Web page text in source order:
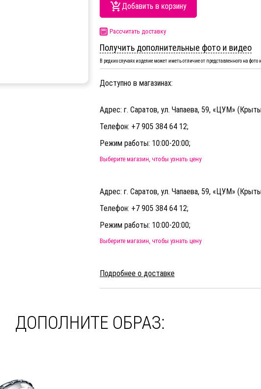
Добавить в корзину
Рассчитать доставку
Получить дополнительные фото и видео
В редких случаях изделие может иметь отличие от представленного на
Доступно в магазинах:
Адрес: г. Саратов, ул. Чапаева, 59, «ЦУМ»
Телефон: +7 905 384 64 12;
Режим работы: 10:00-20:00;
Выберите магазин, чтобы узнать цену
Адрес: г. Саратов, ул. Чапаева, 59, «ЦУМ»
Телефон: +7 905 384 64 12;
Режим работы: 10:00-20:00;
Выберите магазин, чтобы узнать цену
Подробнее о доставке
ДОПОЛНИТЕ ОБРАЗ: